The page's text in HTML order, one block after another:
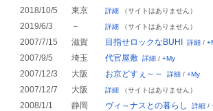
2018/10/5 東京 詳細（サイトはありません）
2019/6/3 － 詳細（サイトはありません）
2007/7/15 滋賀 目指せロックなBUHI 詳細/
2007/9/5 埼玉 代官屋敷 詳細/ +My
2007/12/3 大阪 お京どすぇ～～ 詳細/ +My
2007/12/7 大阪 詳細（サイトはありません）
2008/1/1 静岡 ヴィ～ナスとの暮らし 詳細/